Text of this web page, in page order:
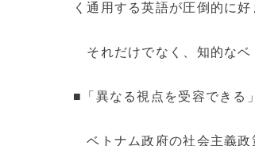
く通用する英語が圧倒的に好
それだけでなく、知的なベ
■「異なる視点を受容できる
ベトナム政府の社会主義政